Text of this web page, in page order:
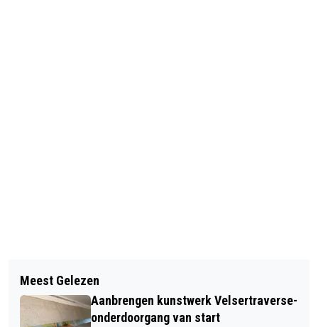
BEVERWIJK EN WIJK AAN ZEE
HERDENKEN: PROGRAMMA 4 MEI
2024
KOM NAAR DE LENTEMARKT OP
ZATERDAG 1 JUNI
Meest Gelezen
Aanbrengen kunstwerk Velsertraverse-
onderdoorgang van start